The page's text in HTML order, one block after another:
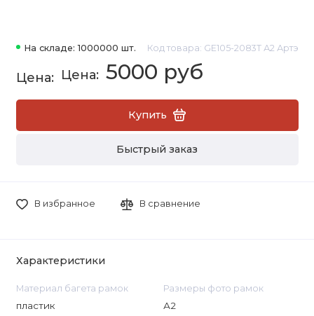
На складе: 1000000 шт. Код товара: GE105-2083T А2 Артэ
5000 руб
Купить
Быстрый заказ
В избранное В сравнение
Характеристики
Материал багета рамок
пластик
Размеры фото рамок
А2